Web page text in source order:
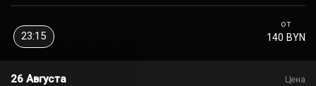
от
140 BYN
23:15
26 Августа
Цена